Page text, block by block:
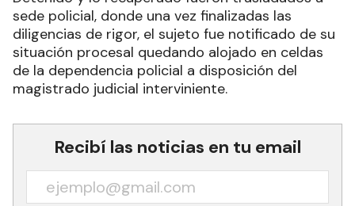
sede policial, donde una vez finalizadas las
diligencias de rigor, el sujeto fue notificado de su
situación procesal quedando alojado en celdas
de la dependencia policial a disposición del
magistrado judicial interviniente.
Recibí las noticias en tu email